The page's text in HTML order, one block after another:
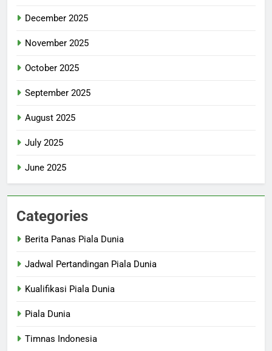
December 2025
November 2025
October 2025
September 2025
August 2025
July 2025
June 2025
Categories
Berita Panas Piala Dunia
Jadwal Pertandingan Piala Dunia
Kualifikasi Piala Dunia
Piala Dunia
Timnas Indonesia